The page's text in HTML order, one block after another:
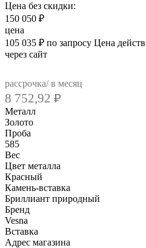
Цена без скидки:
150 050 ₽
цена
105 035 ₽ по запросу Цена
через сайт
рассрочка/ в месяц
8 752,92 ₽
Металл
Золото
Проба
585
Вес
Цвет металла
Красный
Камень-вставка
Бриллиант природный
Бренд
Vesna
Вcтавка
Адрес магазина